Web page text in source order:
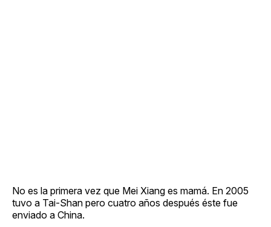
No es la primera vez que Mei Xiang es mamá. En 2005
tuvo a Tai-Shan pero cuatro años después éste fue
enviado a China.